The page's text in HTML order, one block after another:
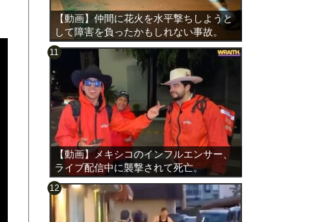
【動画】仲間に花火を水平撃ちしようと
して障害を負ったかもしれない事故。
【動画】メキシコのインフルエンサー、
ライブ配信中に襲撃されて死亡。